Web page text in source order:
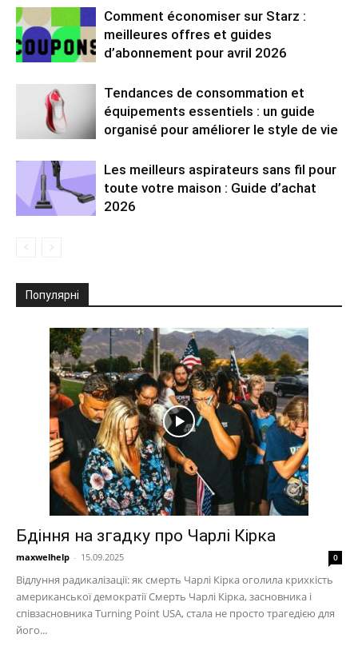
Comment économiser sur Starz :
meilleures offres et guides
d’abonnement pour avril 2026
Tendances de consommation et
équipements essentiels : un guide
organisé pour améliorer le style de vie
Les meilleurs aspirateurs sans fil pour
toute votre maison : Guide d’achat
2026
Популярні
Бдіння на згадку про Чарлі Кірка
maxwelhelp - 15.09.2025 0
Відлуння радикалізації: як смерть Чарлі Кірка оголила крихкість
американської демократії Смерть Чарлі Кірка, засновника і
співзасновника Turning Point USA, стала не просто трагедією для
його...